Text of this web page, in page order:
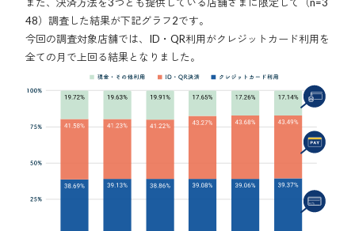
また、決済方法を3つとも提供している店舗さまに限定して（n=3
48）調査した結果が下記グラフ2です。
今回の調査対象店舗では、ID・QR利用がクレジットカード利用を
全ての月で上回る結果となりました。